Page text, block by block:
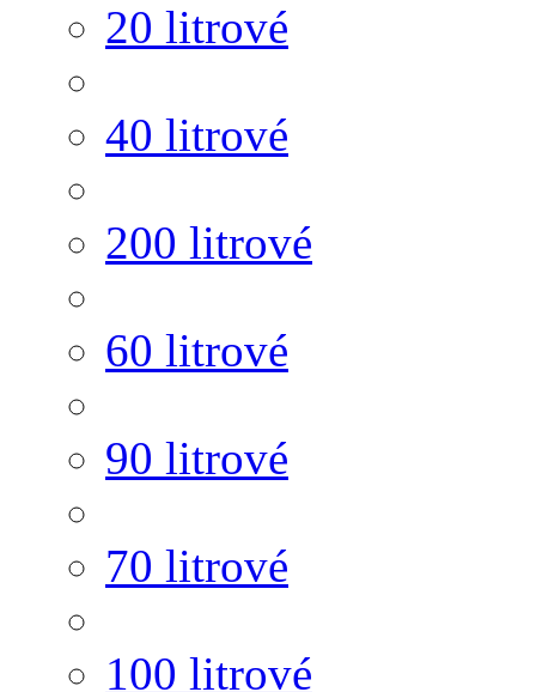
20 litrové
40 litrové
200 litrové
60 litrové
90 litrové
70 litrové
100 litrové